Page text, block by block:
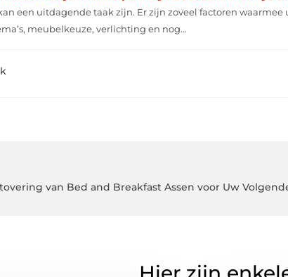
een uitdagende taak zijn. Er zijn zoveel factoren
meubelkeuze, verlichting en nog...